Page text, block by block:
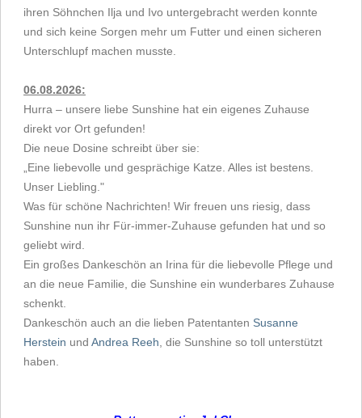
ihren Söhnchen Ilja und Ivo untergebracht werden konnte
und sich keine Sorgen mehr um Futter und einen sicheren
Unterschlupf machen musste.
06.08.2026:
Hurra – unsere liebe Sunshine hat ein eigenes Zuhause
direkt vor Ort gefunden!
Die neue Dosine schreibt über sie:
„Eine liebevolle und gesprächige Katze. Alles ist bestens.
Unser Liebling."
Was für schöne Nachrichten! Wir freuen uns riesig, dass
Sunshine nun ihr Für-immer-Zuhause gefunden hat und so
geliebt wird.
Ein großes Dankeschön an Irina für die liebevolle Pflege und
an die neue Familie, die Sunshine ein wunderbares Zuhause
schenkt.
Dankeschön auch an die lieben Patentanten Susanne
Herstein und Andrea Reeh , die Sunshine so toll unterstützt
haben.